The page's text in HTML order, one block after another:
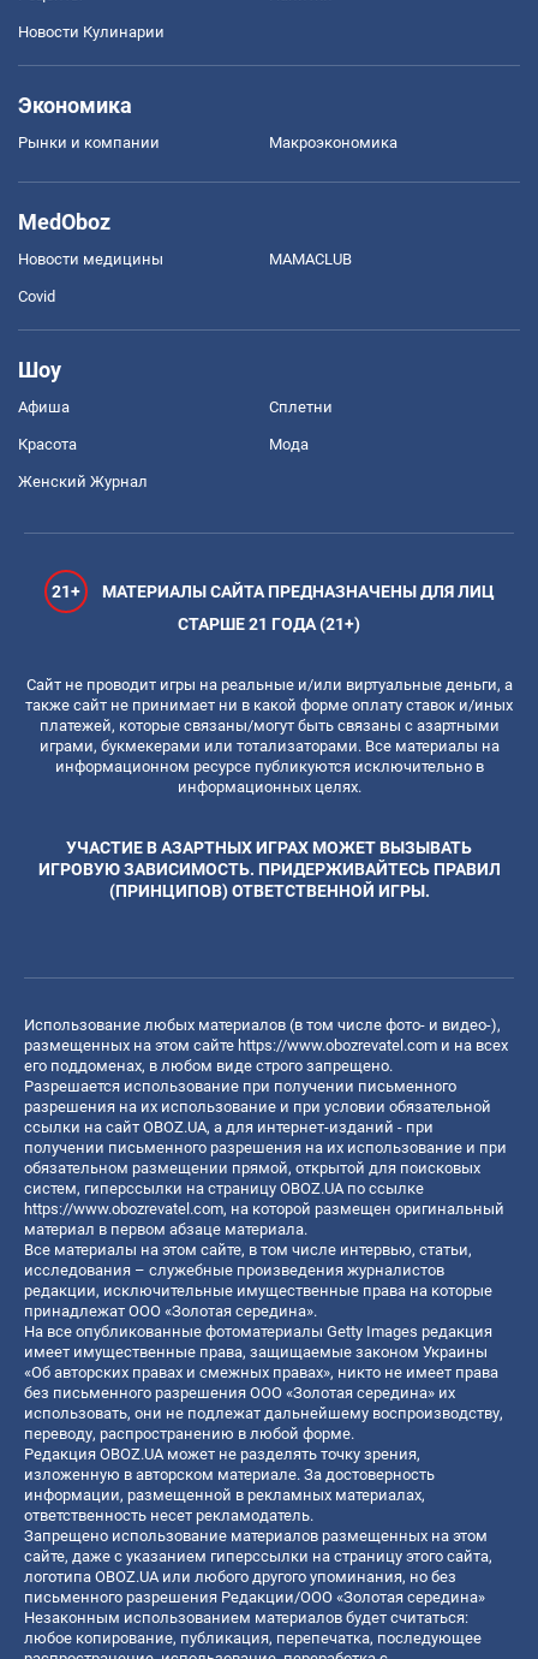
Новости Кулинарии
Экономика
Рынки и компании Mакроэкономика
MedOboz
Новости медицины MAMACLUB
Covid
Шоу
Афиша Сплетни
Красота Мода
Женский Журнал
21+
МАТЕРИАЛЫ САЙТА ПРЕДНАЗНАЧЕНЫ ДЛЯ ЛИЦ
СТАРШЕ 21 ГОДА (21+)
Сайт не проводит игры на реальные и/или виртуальные деньги, а
также сайт не принимает ни в какой форме оплату ставок и/иных
платежей, которые связаны/могут быть связаны с азартными
играми, букмекерами или тотализаторами. Все материалы на
информационном ресурсе публикуются исключительно в
информационных целях.
УЧАСТИЕ В АЗАРТНЫХ ИГРАХ МОЖЕТ ВЫЗЫВАТЬ
ИГРОВУЮ ЗАВИСИМОСТЬ. ПРИДЕРЖИВАЙТЕСЬ ПРАВИЛ
(ПРИНЦИПОВ) ОТВЕТСТВЕННОЙ ИГРЫ.
Использование любых материалов (в том числе фото- и видео-),
размещенных на этом сайте https://www.obozrevatel.com и на всех
его поддоменах, в любом виде строго запрещено.
Разрешается использование при получении письменного
разрешения на их использование и при условии обязательной
ссылки на сайт OBOZ.UA, а для интернет-изданий - при
получении письменного разрешения на их использование и при
обязательном размещении прямой, открытой для поисковых
систем, гиперссылки на страницу OBOZ.UA по ссылке
https://www.obozrevatel.com, на которой размещен оригинальный
материал в первом абзаце материала.
Все материалы на этом сайте, в том числе интервью, статьи,
исследования – служебные произведения журналистов
редакции, исключительные имущественные права на которые
принадлежат ООО «Золотая середина».
На все опубликованные фотоматериалы Getty Images редакция
имеет имущественные права, защищаемые законом Украины
«Об авторских правах и смежных правах», никто не имеет права
без письменного разрешения ООО «Золотая середина» их
использовать, они не подлежат дальнейшему воспроизводству,
переводу, распространению в любой форме.
Редакция OBOZ.UA может не разделять точку зрения,
изложенную в авторском материале. За достоверность
информации, размещенной в рекламных материалах,
ответственность несет рекламодатель.
Запрещено использование материалов размещенных на этом
сайте, даже с указанием гиперссылки на страницу этого сайта,
логотипа OBOZ.UA или любого другого упоминания, но без
письменного разрешения Редакции/ООО «Золотая середина»
Незаконным использованием материалов будет считаться:
любое копирование, публикация, перепечатка, последующее